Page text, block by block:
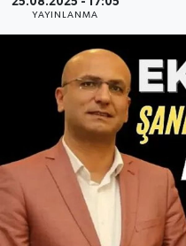
25.08.2025 - 17:05
YAYINLANMA